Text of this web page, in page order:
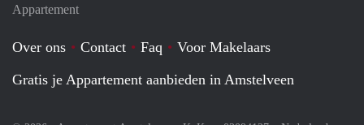
Appartement
Over ons Contact Faq
Voor Makelaars
Gratis je Appartement aanbieden in Amstelveen